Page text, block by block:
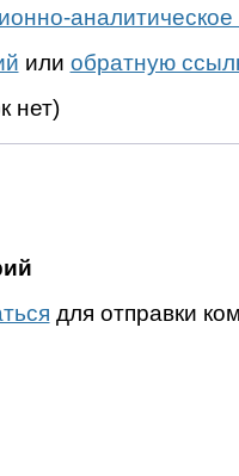
аналитическое
или обратную
нет)
для отправки